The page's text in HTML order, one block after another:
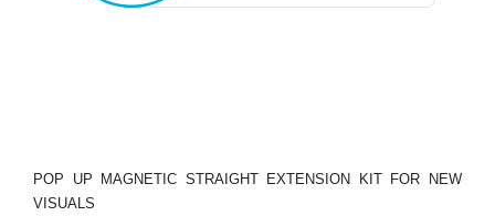
POP UP MAGNETIC STRAIGHT EXTENSION KIT FOR NEW
VISUALS